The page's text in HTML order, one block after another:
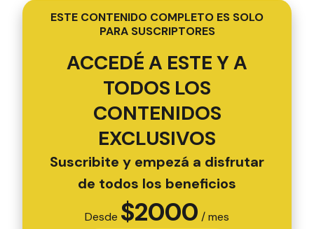
ESTE CONTENIDO COMPLETO ES SOLO
PARA SUSCRIPTORES
ACCEDÉ A ESTE Y A
TODOS LOS
CONTENIDOS
EXCLUSIVOS
Suscribite y empezá a disfrutar
de todos los beneficios
Desde $2000 / mes